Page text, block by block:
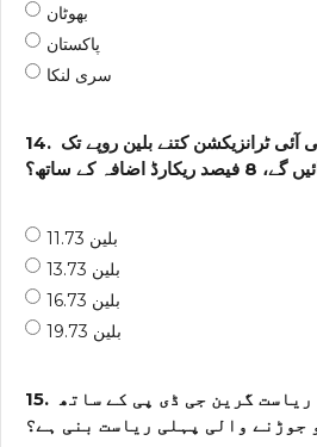
بھوٹان
پاکستان
سری لنکا
14. یو پی آئی ٹرانزیکشن کتنے بلین روپے تک
اضافہ کے ساتھ؟
11.73 بلین
13.73 بلین
16.73 بلین
19.73 بلین
15. گرین جی ڈی پی کے ساتھ
جوڑنے والی پہلی ریاست بنی ہے؟